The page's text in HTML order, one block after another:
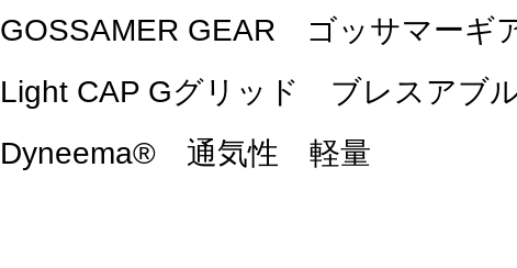
GOSSAMER GEAR ゴッサマーギ
Light CAP Gグリッド ブレスアブ
Dyneema® 通気性 軽量